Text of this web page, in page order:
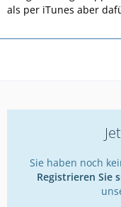
als per iTunes aber
Sie haben noch
Registrieren Sie